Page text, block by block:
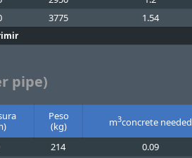
3775 1.54
pipe)
Peso
(kg)
m3concrete needed
214
0.09